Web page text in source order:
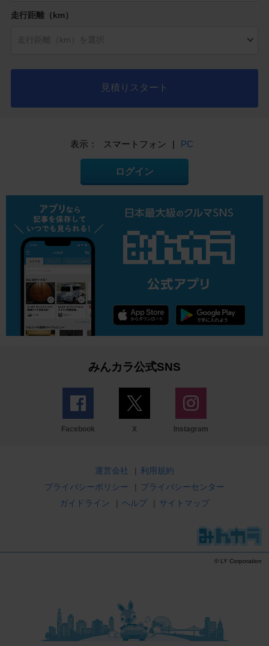
走行距離（km）
見積りスタート
表示： スマートフォン | PC
ログイン
みんカラ公式SNS
Facebook X Instagram
運営会社 | 利用規約
プライバシーポリシー
| プライバシーセンター
ガイドライン
| ヘルプ | サイトマップ
© LY Corporation